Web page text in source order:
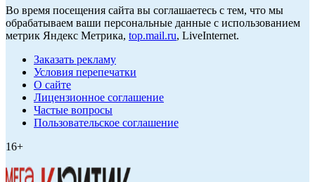
Во время посещения сайта вы соглашаетесь с тем, что мы
обрабатываем ваши персональные данные с использованием
метрик Яндекс Метрика, top.mail.ru, LiveInternet.
Заказать рекламу
Условия перепечатки
О сайте
Лицензионное соглашение
Частые вопросы
Пользовательское соглашение
16+